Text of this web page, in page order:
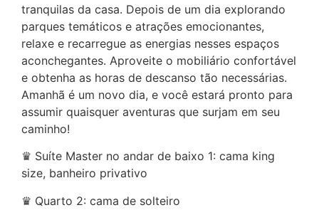
tranquilas da casa. Depois de um dia explorando
parques temáticos e atrações emocionantes,
relaxe e recarregue as energias nesses espaços
aconchegantes. Aproveite o mobiliário confortável
e obtenha as horas de descanso tão necessárias.
Amanhã é um novo dia, e você estará pronto para
assumir quaisquer aventuras que surjam em seu
caminho!
♛ Suíte Master no andar de baixo 1: cama king
size, banheiro privativo
♛ Quarto 2: cama de solteiro